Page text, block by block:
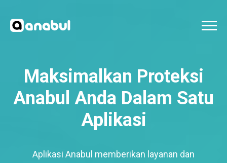
Maksimalkan Proteksi
Anabul Anda Dalam Satu
Aplikasi
Aplikasi Anabul memberikan layanan dan